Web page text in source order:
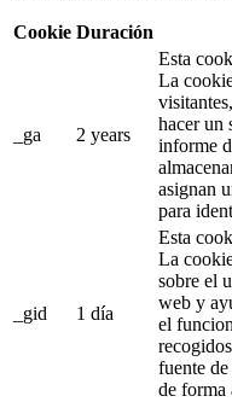
Cookie Duración
_ga 2 years
Esta
La
hacer un
informe
asignan
para
_gid 1 día
Esta
La
sobre el
web y
el
fuente
de forma